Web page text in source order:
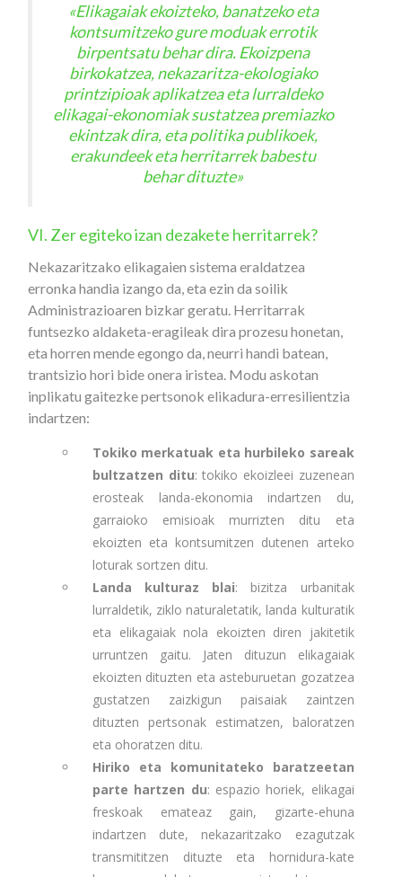
«Elikagaiak ekoizteko, banatzeko eta
kontsumitzeko gure moduak errotik
birpentsatu behar dira. Ekoizpena
birkokatzea, nekazaritza-ekologiako
printzipioak aplikatzea eta lurraldeko
elikagai-ekonomiak sustatzea premiazko
ekintzak dira, eta politika publikoek,
erakundeek eta herritarrek babestu
behar dituzte»
VI. Zer egiteko izan dezakete herritarrek?
Nekazaritzako elikagaien sistema eraldatzea
erronka handia izango da, eta ezin da soilik
Administrazioaren bizkar geratu. Herritarrak
funtsezko aldaketa-eragileak dira prozesu honetan,
eta horren mende egongo da, neurri handi batean,
trantsizio hori bide onera iristea. Modu askotan
inplikatu gaitezke pertsonok elikadura-erresilientzia
indartzen:
Tokiko merkatuak eta hurbileko sareak
bultzatzen ditu: tokiko ekoizleei zuzenean
erosteak landa-ekonomia indartzen du,
garraioko emisioak murrizten ditu eta
ekoizten eta kontsumitzen dutenen arteko
loturak sortzen ditu.
Landa kulturaz blai: bizitza urbanitak
lurraldetik, ziklo naturaletatik, landa kulturatik
eta elikagaiak nola ekoizten diren jakitetik
urruntzen gaitu. Jaten dituzun elikagaiak
ekoizten dituzten eta asteburuetan gozatzea
gustatzen zaizkigun paisaiak zaintzen
dituzten pertsonak estimatzen, baloratzen
eta ohoratzen ditu.
Hiriko eta komunitateko baratzeetan
parte hartzen du: espazio horiek, elikagai
freskoak emateaz gain, gizarte-ehuna
indartzen dute, nekazaritzako ezagutzak
transmititzen dituzte eta hornidura-kate